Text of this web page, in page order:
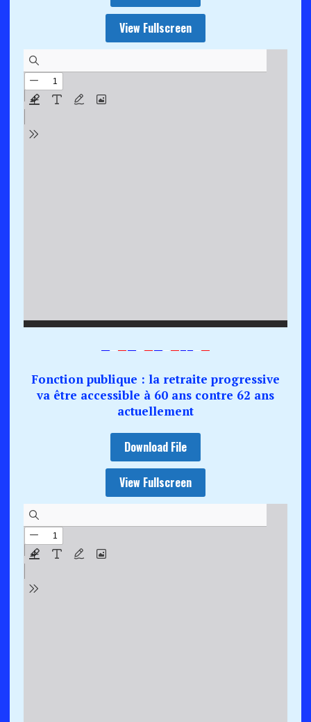
View Fullscreen
—–——–——–—–––—
Fonction publique : la retraite progressive
va être accessible à 60 ans contre 62 ans
actuellement
Download File
View Fullscreen